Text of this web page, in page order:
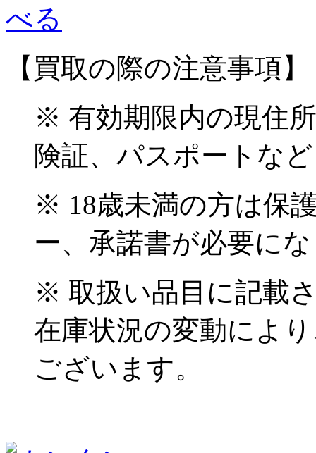
【買取の際の注意事項】
※ 有効期限内の現住
険証、パスポートな
※ 18歳未満の方は保
ー、承諾書が必要に
※ 取扱い品目に記載
在庫状況の変動によ
ございます。